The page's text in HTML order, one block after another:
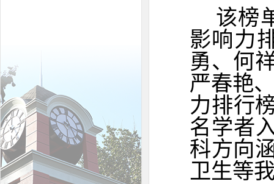
该榜
影响力
勇、何
严春艳
力排行
名学者
科方向
卫生等